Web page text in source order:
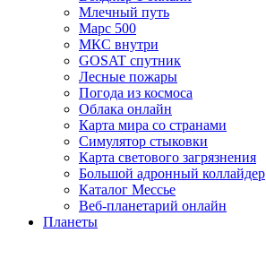
Млечный путь
Марс 500
МКС внутри
GOSAT спутник
Лесные пожары
Погода из космоса
Облака онлайн
Карта мира со странами
Симулятор стыковки
Карта светового загрязнения
Большой адронный коллайдер
Каталог Мессье
Веб-планетарий онлайн
Планеты